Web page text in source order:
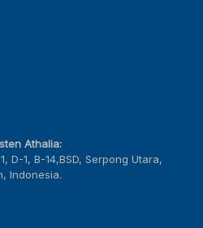
Athalia:
D-1, B-14,BSD, Serpong Utara,
Indonesia.